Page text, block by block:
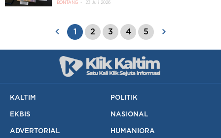
BONTANG 23 Juli 2026
1 2 3 4 5
KALTIM POLITIK
EKBIS NASIONAL
ADVERTORIAL HUMANIORA